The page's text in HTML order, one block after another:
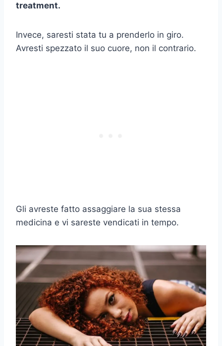
treatment.
Invece, saresti stata tu a prenderlo in giro.
Avresti spezzato il suo cuore, non il contrario.
Gli avreste fatto assaggiare la sua stessa
medicina e vi sareste vendicati in tempo.